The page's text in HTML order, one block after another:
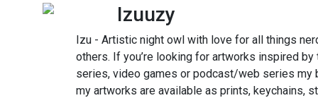
Izuuzy
Izu - Artistic night owl with love for all things
others. If you’re looking for artworks inspired
series, video games or podcast/web series my
my artworks are available as prints, keychains,